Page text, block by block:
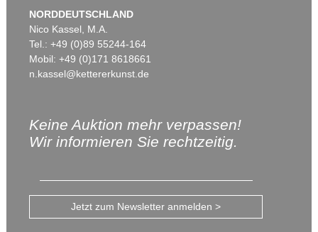
NORDDEUTSCHLAND
Nico Kassel, M.A.
Tel.: +49 (0)89 55244-164
Mobil: +49 (0)171 8618661
n.kassel@kettererkunst.de
Keine Auktion mehr verpassen!
Wir informieren Sie rechtzeitig.
Jetzt zum Newsletter anmelden >